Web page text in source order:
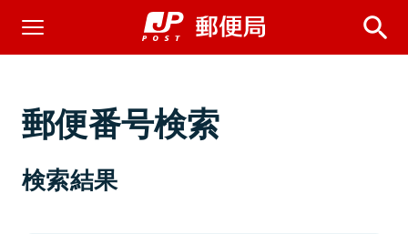
郵便番号検索
検索結果